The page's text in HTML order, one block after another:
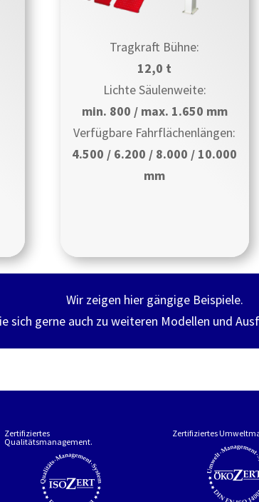
Tragkraft Bühne:
12,0 t
Lichte Säulenweite:
min. 800 / max. 1.650 mm
Verfügbare Fahrflächenlängen:
4.500 / 6.200 / 8.000 / 10.000
mm
Wir zeigen hier gängige Beispiele.
sich gerne auch zu weiteren Modellen und
Zertifiziertes
Qualitätsmanagement.
Zertifiziertes